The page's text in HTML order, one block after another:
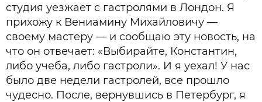
студия уезжает с гастролями в Лондон. Я
прихожу к Вениамину Михайловичу —
своему мастеру — и сообщаю эту новость, на
что он отвечает: «Выбирайте, Константин,
либо учеба, либо гастроли». И я уехал! У нас
было две недели гастролей, все прошло
чудесно. После, вернувшись в Петербург, я